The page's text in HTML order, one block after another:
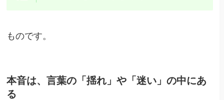
ものです。
本音は、言葉の「揺れ」や「迷い」の中にあ
る